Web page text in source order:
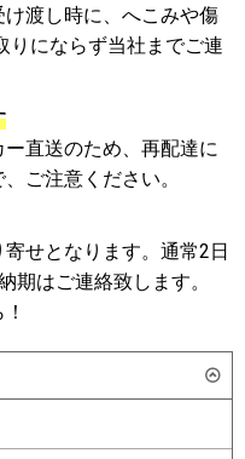
渡し時に、へこみや傷
りにならず当社までご連
直送のため、再配達に
ご注意ください。
せとなります。通常2日
期はご連絡致します。